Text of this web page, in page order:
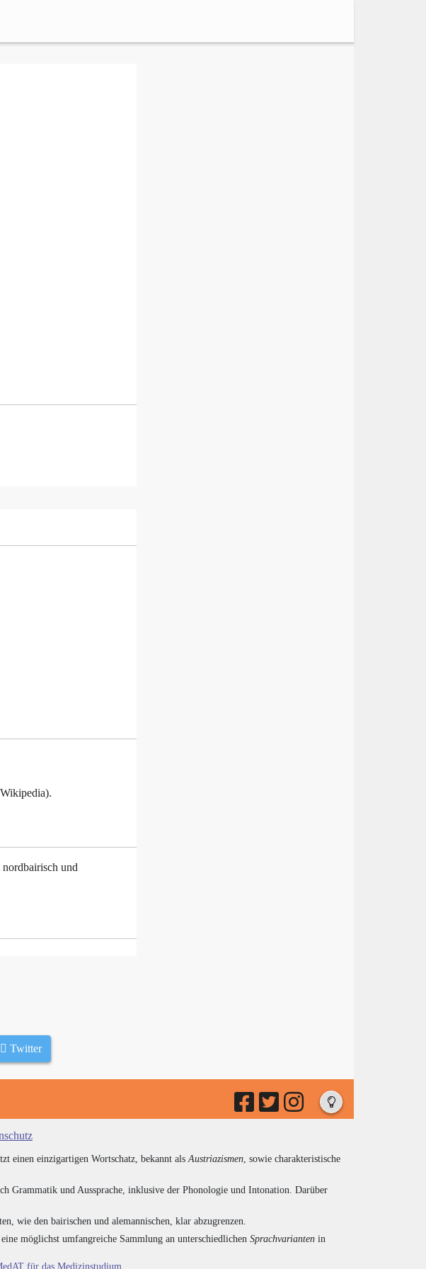
und
Twitter
einen einzigartigen Wortschatz, bekannt alsAustriazismen, sowie charakteristische
Grammatik und Aussprache, inklusive der Phonologie und Intonation. Darüber
wie den bairischen und alemannischen, klar abzugrenzen.
möglichst umfangreiche Sammlung an unterschiedlichen Sprachvarianten in
für das Medizinstudium